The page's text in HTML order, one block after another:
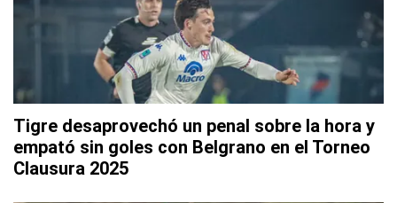
Tigre desaprovechó un penal sobre la hora y
empató sin goles con Belgrano en el Torneo
Clausura 2025